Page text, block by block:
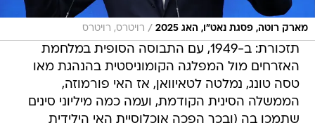
מארק רוטה, פסגת נאט"ו, האג 2025 / רויטרס, רויטרס
תזכורת: ב-1949, עם התבוסה הסופית במלחמת
האזרחים מול המפלגה הקומוניסטית בהנהגת מאו
טסה טונג, נמלטה לטאיוואן, אז האי פורמוזה,
הממשלה הסינית הקודמת, ועמה כמה מיליוני סינים
שתמכו בה (ובכך הפכה אוכלוסיית האי הילידית